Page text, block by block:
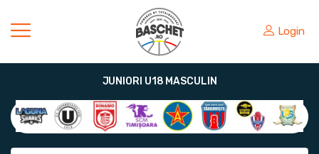
Login
JUNIORI U18 MASCULIN